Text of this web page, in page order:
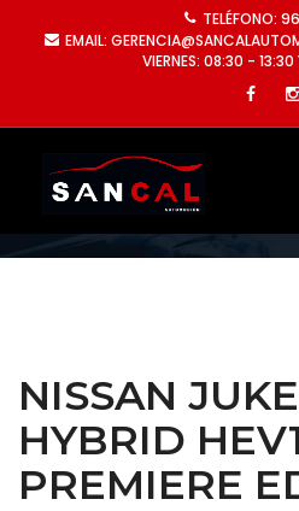
TELÉFONO:
EMAIL:
VIERNES: 08:30 -
NISSAN
HYBRID
PREMIERE